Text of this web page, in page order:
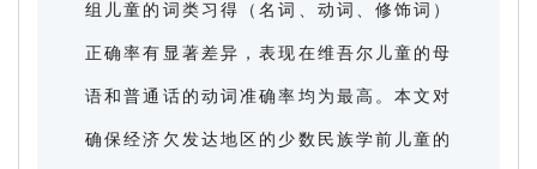
组儿童的词类习得（名词、动词、修饰词）
正确率有显著差异，表现在维吾尔儿童的母
语和普通话的动词准确率均为最高。本文对
确保经济欠发达地区的少数民族学前儿童的